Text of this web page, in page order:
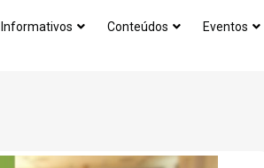
Informativos Conteúdos Eventos